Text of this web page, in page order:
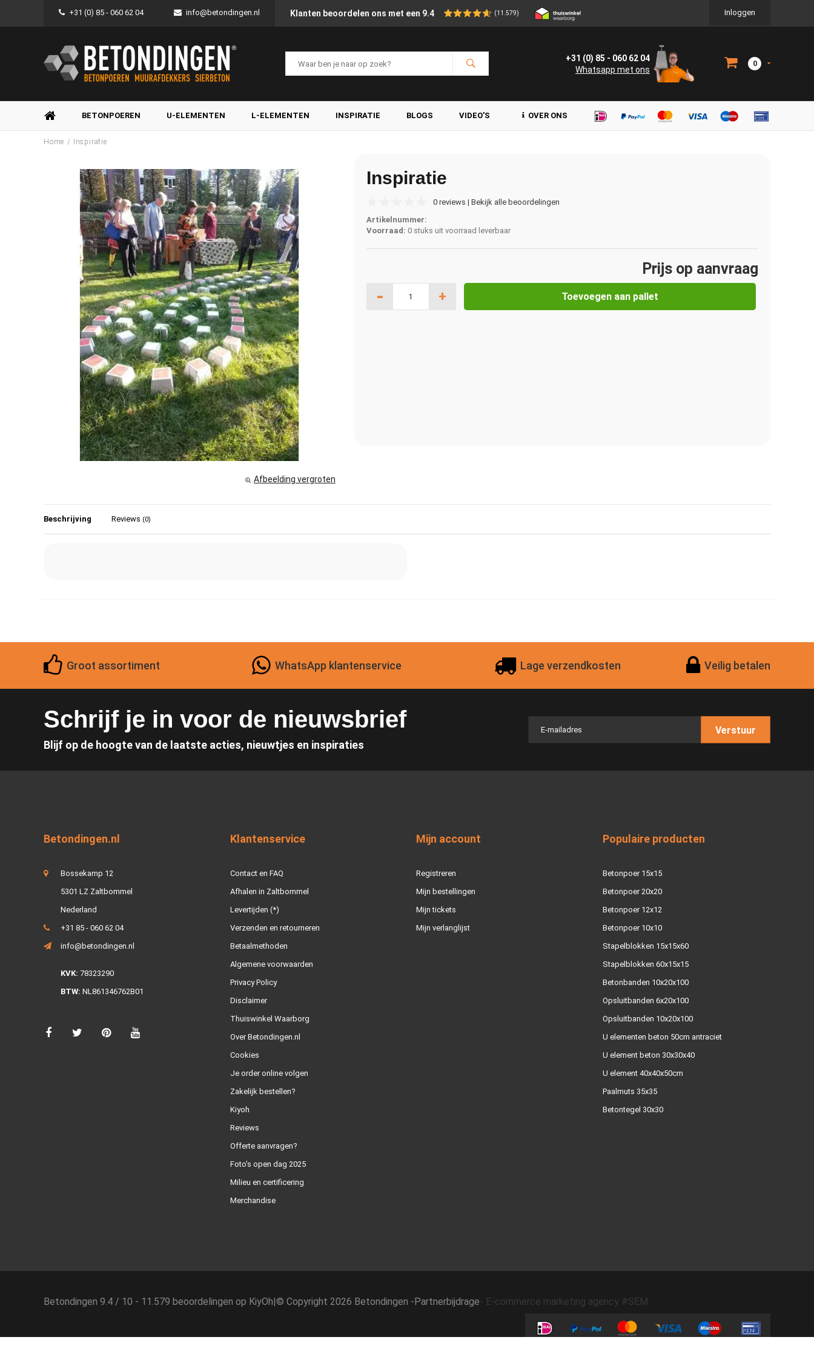
+31 (0) 85 - 060 62 04 info@betondingen.nl Klanten beoordelen ons met een 9.4 (11.579) Inloggen
+31 (0) 85 - 060 62 04
Whatsapp met ons
0
BETONPOEREN U-ELEMENTEN L-ELEMENTEN INSPIRATIE BLOGS VIDEO'S OVER ONS
Home / Inspiratie
Afbeelding vergroten
Inspiratie
0 reviews | Bekijk alle beoordelingen
Artikelnummer:
Voorraad: 0 stuks uit voorraad leverbaar
Prijs op aanvraag
- + Toevoegen aan pallet
Beschrijving Reviews (0)
Groot assortiment WhatsApp klantenservice Lage verzendkosten Veilig betalen
Schrijf je in voor de nieuwsbrief
Blijf op de hoogte van de laatste acties, nieuwtjes en inspiraties
Verstuur
Betondingen.nl
Bossekamp 12
5301 LZ Zaltbommel
Nederland
+31 85 - 060 62 04
info@betondingen.nl
KVK: 78323290
BTW: NL861346762B01
Klantenservice
Contact en FAQ
Afhalen in Zaltbommel
Levertijden (*)
Verzenden en retourneren
Betaalmethoden
Algemene voorwaarden
Privacy Policy
Disclaimer
Thuiswinkel Waarborg
Over Betondingen.nl
Cookies
Je order online volgen
Zakelijk bestellen?
Kiyoh
Reviews
Offerte aanvragen?
Foto's open dag 2025
Milieu en certificering
Merchandise
Mijn account
Registreren
Mijn bestellingen
Mijn tickets
Mijn verlanglijst
Populaire producten
Betonpoer 15x15
Betonpoer 20x20
Betonpoer 12x12
Betonpoer 10x10
Stapelblokken 15x15x60
Stapelblokken 60x15x15
Betonbanden 10x20x100
Opsluitbanden 6x20x100
Opsluitbanden 10x20x100
U elementen beton 50cm antraciet
U element beton 30x30x40
U element 40x40x50cm
Paalmuts 35x35
Betontegel 30x30
Betondingen 9.4 / 10 - 11.579 beoordelingen op KiyOh|© Copyright 2026 Betondingen -Partnerbijdrage- E-commerce marketing agency #SEM